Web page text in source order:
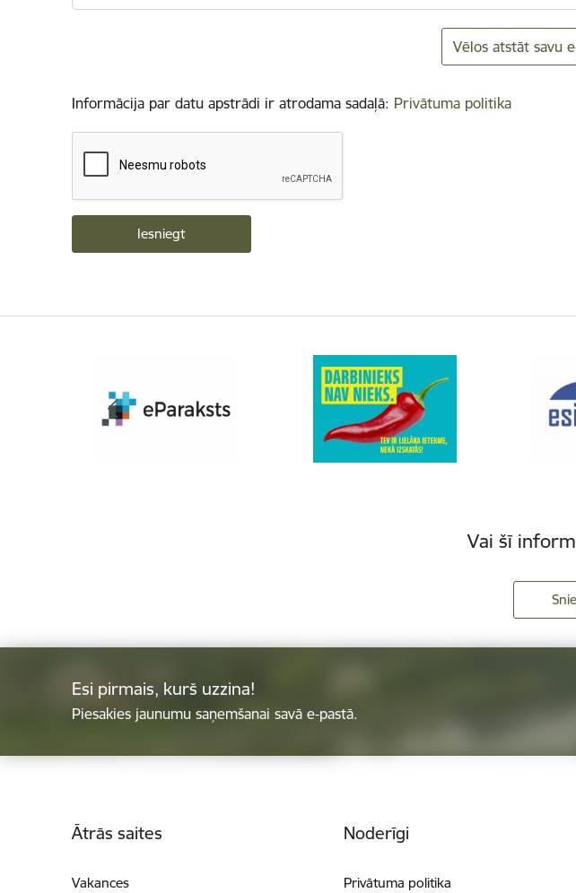
Vēlos atstāt savu
Informācija par datu apstrādi ir atrodama sadaļā: Privātuma politika
Vai šī
Esi pirmais, kurš uzzina!
Piesakies jaunumu saņemšanai savā e-pastā.
Ātrās saites
Vakances
Noderīgi
Privātuma politika